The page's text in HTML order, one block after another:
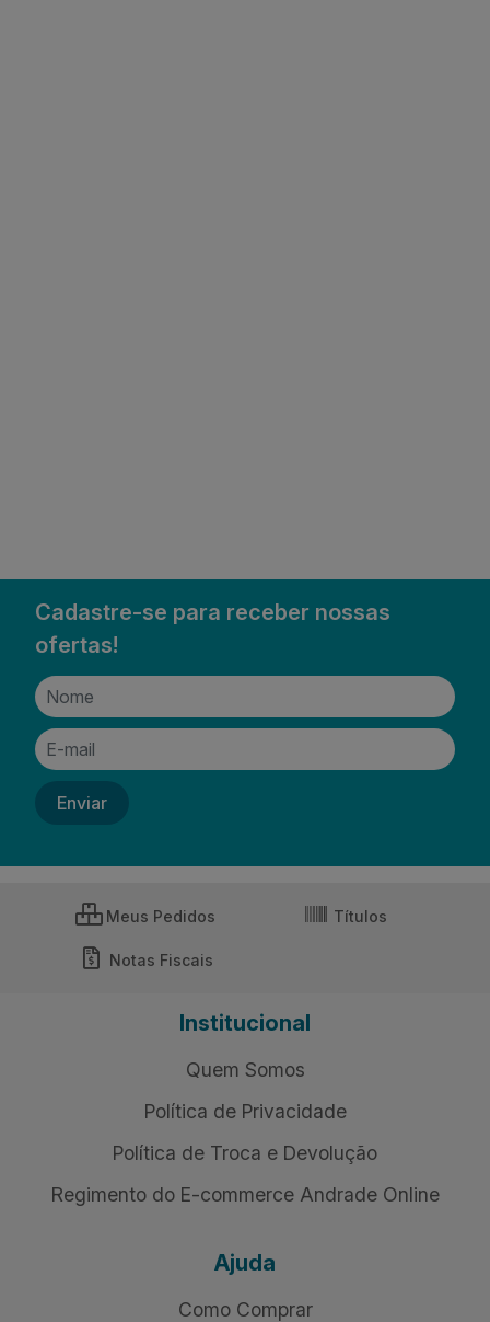
Cadastre-se para receber nossas
ofertas!
Meus Pedidos Títulos
Notas Fiscais
Institucional
Quem Somos
Política de Privacidade
Política de Troca e Devolução
Regimento do E-commerce Andrade Online
Ajuda
Como Comprar